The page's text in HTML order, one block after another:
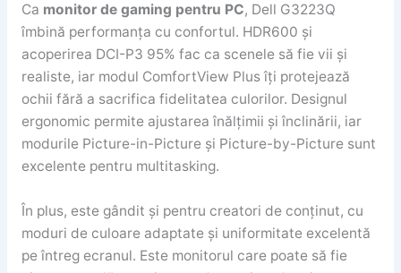
Ca monitor de gaming pentru PC, Dell G3223Q
îmbină performanța cu confortul. HDR600 și
acoperirea DCI-P3 95% fac ca scenele să fie vii și
realiste, iar modul ComfortView Plus îți protejează
ochii fără a sacrifica fidelitatea culorilor. Designul
ergonomic permite ajustarea înălțimii și înclinării, iar
modurile Picture-in-Picture și Picture-by-Picture sunt
excelente pentru multitasking.
În plus, este gândit și pentru creatori de conținut, cu
moduri de culoare adaptate și uniformitate excelentă
pe întreg ecranul. Este monitorul care poate să fie